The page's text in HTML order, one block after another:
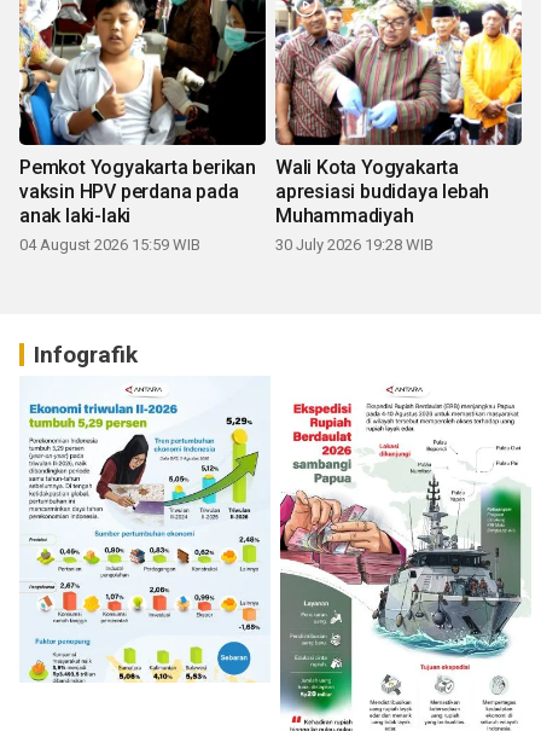
Pemkot Yogyakarta berikan
vaksin HPV perdana pada
anak laki-laki
04 August 2026 15:59 WIB
Wali Kota Yogyakarta
apresiasi budidaya lebah
Muhammadiyah
30 July 2026 19:28 WIB
Infografik